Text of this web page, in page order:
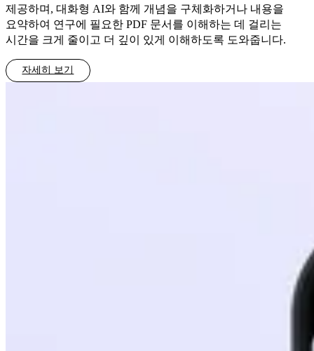
제공하며, 대화형 AI와 함께 개념을 구체화하거나 내용을
요약하여 연구에 필요한 PDF 문서를 이해하는 데 걸리는
시간을 크게 줄이고 더 깊이 있게 이해하도록 도와줍니다.
자세히 보기